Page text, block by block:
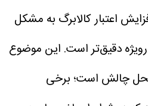
اعتبار کالابرگ به مشکل
دقیق‌تر است. این موضوع
چالش است؛ برخی